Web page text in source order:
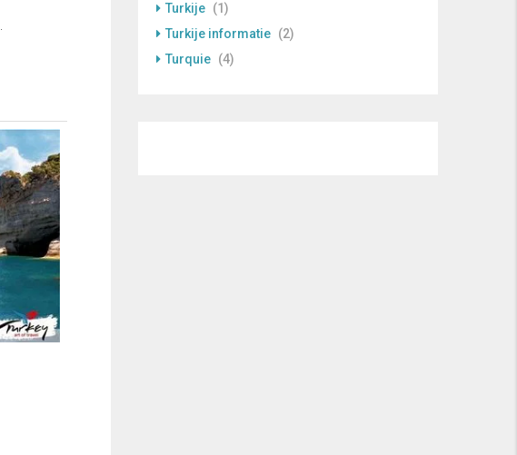
Turkije (1)
Turkije informatie (2)
Turquie (4)